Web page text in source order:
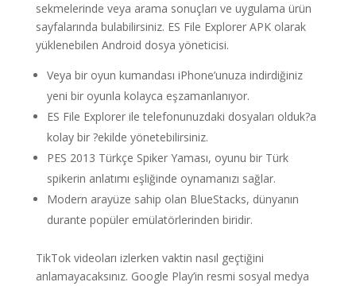
sekmelerinde veya arama sonuçları ve uygulama ürün
sayfalarında bulabilirsiniz. ES File Explorer APK olarak
yüklenebilen Android dosya yöneticisi.
Veya bir oyun kumandası iPhone’unuza indirdiğiniz
yeni bir oyunla kolayca eşzamanlanıyor.
ES File Explorer ile telefonunuzdaki dosyaları olduk?a
kolay bir ?ekilde yönetebilirsiniz.
PES 2013 Türkçe Spiker Yaması, oyunu bir Türk
spikerin anlatımı eşliğinde oynamanızı sağlar.
Modern arayüze sahip olan BlueStacks, dünyanın
durante popüler emülatörlerinden biridir.
TikTok videoları izlerken vaktin nasıl geçtiğini
anlamayacaksınız. Google Play’in resmi sosyal medya